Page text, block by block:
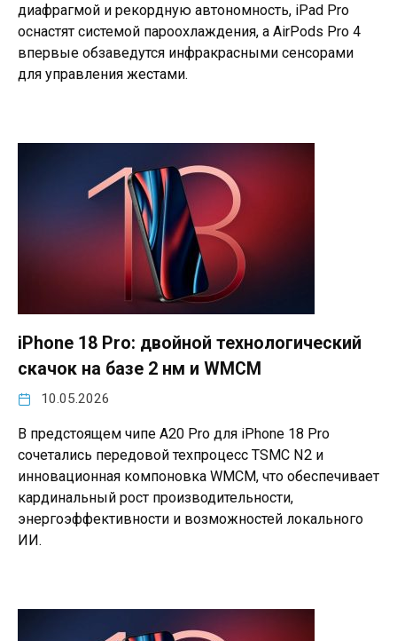
диафрагмой и рекордную автономность, iPad Pro
оснастят системой пароохлаждения, а AirPods Pro 4
впервые обзаведутся инфракрасными сенсорами
для управления жестами.
iPhone 18 Pro: двойной технологический
скачок на базе 2 нм и WMCM
10.05.2026
В предстоящем чипе A20 Pro для iPhone 18 Pro
сочетались передовой техпроцесс TSMC N2 и
инновационная компоновка WMCM, что обеспечивает
кардинальный рост производительности,
энергоэффективности и возможностей локального
ИИ.